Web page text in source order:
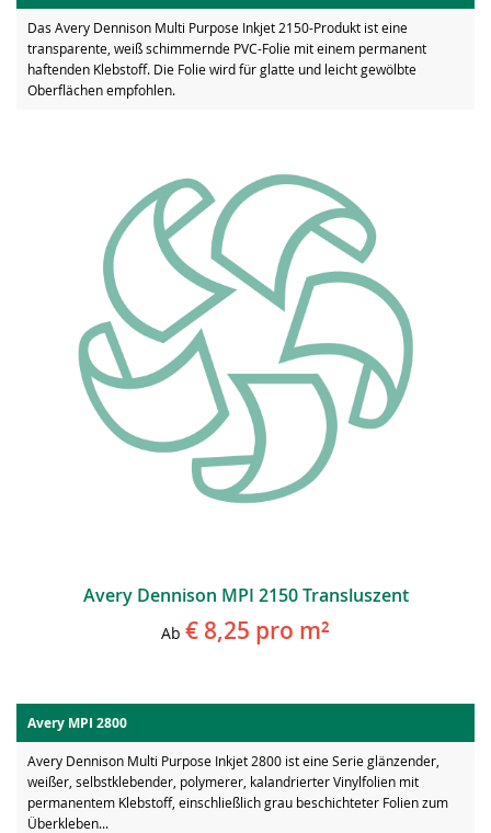
Das Avery Dennison Multi Purpose Inkjet 2150-Produkt ist eine
transparente, weiß schimmernde PVC-Folie mit einem permanent
haftenden Klebstoff. Die Folie wird für glatte und leicht gewölbte
Oberflächen empfohlen.
Avery Dennison MPI 2150 Transluszent
Ab € 8,25 pro m²
Avery MPI 2800
Avery Dennison Multi Purpose Inkjet 2800 ist eine Serie glänzender,
weißer, selbstklebender, polymerer, kalandrierter Vinylfolien mit
permanentem Klebstoff, einschließlich grau beschichteter Folien zum
Überkleben...